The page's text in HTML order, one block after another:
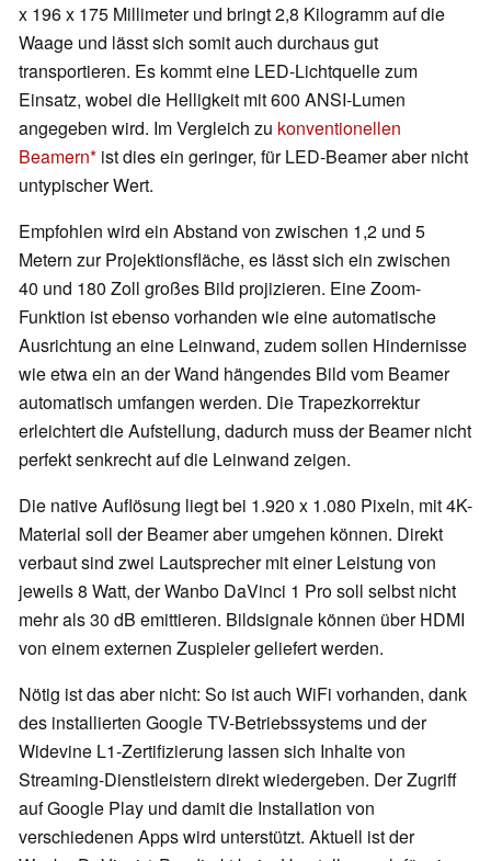
x 196 x 175 Millimeter und bringt 2,8 Kilogramm auf die
Waage und lässt sich somit auch durchaus gut
transportieren. Es kommt eine LED-Lichtquelle zum
Einsatz, wobei die Helligkeit mit 600 ANSI-Lumen
angegeben wird. Im Vergleich zu konventionellen
Beamern ist dies ein geringer, für LED-Beamer aber nicht
untypischer Wert.
Empfohlen wird ein Abstand von zwischen 1,2 und 5
Metern zur Projektionsfläche, es lässt sich ein zwischen
40 und 180 Zoll großes Bild projizieren. Eine Zoom-
Funktion ist ebenso vorhanden wie eine automatische
Ausrichtung an eine Leinwand, zudem sollen Hindernisse
wie etwa ein an der Wand hängendes Bild vom Beamer
automatisch umfangen werden. Die Trapezkorrektur
erleichtert die Aufstellung, dadurch muss der Beamer nicht
perfekt senkrecht auf die Leinwand zeigen.
Die native Auflösung liegt bei 1.920 x 1.080 Pixeln, mit 4K-
Material soll der Beamer aber umgehen können. Direkt
verbaut sind zwei Lautsprecher mit einer Leistung von
jeweils 8 Watt, der Wanbo DaVinci 1 Pro soll selbst nicht
mehr als 30 dB emittieren. Bildsignale können über HDMI
von einem externen Zuspieler geliefert werden.
Nötig ist das aber nicht: So ist auch WiFi vorhanden, dank
des installierten Google TV-Betriebssystems und der
Widevine L1-Zertifizierung lassen sich Inhalte von
Streaming-Dienstleistern direkt wiedergeben. Der Zugriff
auf Google Play und damit die Installation von
verschiedenen Apps wird unterstützt. Aktuell ist der